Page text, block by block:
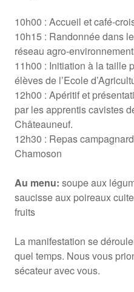
10h00 : Accueil et café-
10h15 : Randonnée dans
réseau agro-
11h00 : Initiation à la taille
élèves de l’Ecole
12h00 : Apéritif et
par les apprentis cavistes
Châteauneuf.
12h30 : Repas
Chamoson
Au menu: soupe aux
saucisse aux poireaux
fruits
La manifestation se
quel temps. Nous vous
sécateur avec vous.